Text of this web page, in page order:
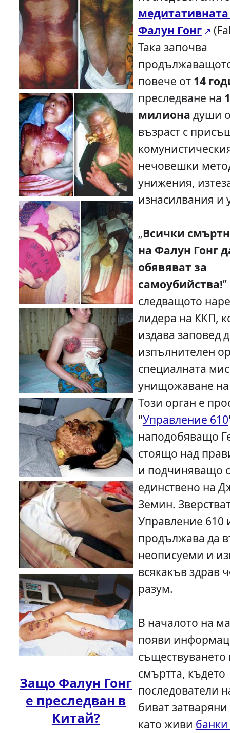
Защо Фалун Гонг
е преследван в
Китай?
Фалун Гонг
Така започва
повече от 14
преследване на
милиона души
възраст с
нечовешки
унижения,
изнасилвания и
„Всички
на Фалун Гонг
обявяват за
самоубийства!
следващото
лидера на ККП,
издава заповед
изпълнителен
специалната
унищожаване на
Този орган е
"Управление 610
наподобяващо
стоящо над
и подчиняващо
единствено на
Земин.
Управление
продължава да
неописуеми и
всякакъв здрав
разум.
В началото на
появи
съществуването
смъртта, където
последователи
биват
като живи